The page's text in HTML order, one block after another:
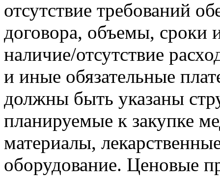
отсутствие требований
договора, объемы, сроки
наличие/отсутствие
и иные обязательные
должны быть указаны
планируемые к закупке
материалы,
оборудование. Ценовые